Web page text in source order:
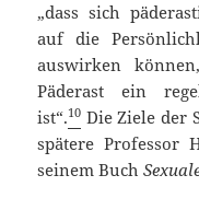
„dass sich
auf die
auswirken
Päderast ein
ist“.10 Die Ziele der
spätere Professor
seinem Buch